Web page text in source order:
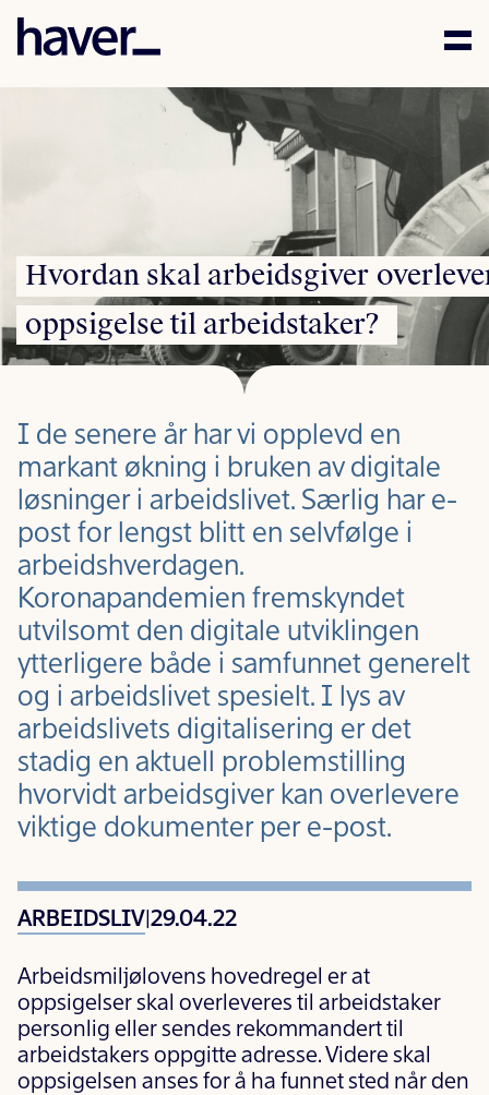
Kompetanse
Mennesker
Karriere
Samfunnsansvar
Hvordan skal arbeidsgiver
oppsigelsetil arbeidstaker?
I de senere år har vi opplevd en
markant økning i bruken av digitale
løsninger i arbeidslivet. Særlig har e-
post for lengst blitt en selvfølge i
arbeidshverdagen.
Koronapandemien fremskyndet
utvilsomt den digitale utviklingen
ytterligere både i samfunnet generelt
og i arbeidslivet spesielt. I lys av
arbeidslivets digitalisering er det
stadig en aktuell problemstilling
hvorvidt arbeidsgiver kan overlevere
viktige dokumenter per e-post.
ARBEIDSLIV 29.04.22
Arbeidsmiljølovens hovedregel er at
oppsigelser skal overleveres til arbeidstaker
personlig eller sendes rekommandert til
arbeidstakers oppgitte adresse. Videre skal
oppsigelsen anses for å ha funnet sted når den